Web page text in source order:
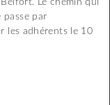
»
pour
passe par
les adhérents le 10